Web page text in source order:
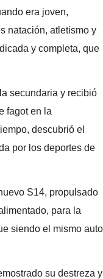
era joven,
natación, atletismo y
y completa, que
secundaria y recibió
fagot en la
descubrió el
por los deportes de
S14, propulsado
para la
siendo el mismo auto
su destreza y